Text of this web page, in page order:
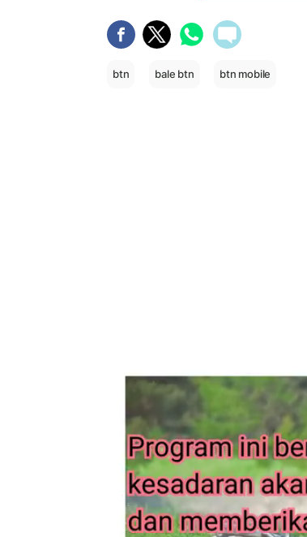
btn bale btn btn mobile